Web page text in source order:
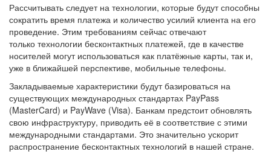
Рассчитывать следует на технологии, которые будут способны
сократить время платежа и количество усилий клиента на его
проведение. Этим требованиям сейчас отвечают
только технологии бесконтактных платежей, где в качестве
носителей могут использоваться как платёжные карты, так и,
уже в ближайшей перспективе, мобильные телефоны.
Закладываемые характеристики будут базироваться на
существующих международных стандартах PayPass
(MasterCard) и PayWave (Visa). Банкам предстоит обновлять
свою инфраструктуру, приводить её в соответствие с этими
международными стандартами. Это значительно ускорит
распространение бесконтактных технологий в нашей стране.